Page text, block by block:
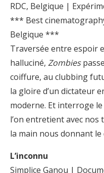
RDC, Belgique |
*** Best
Belgique ***
Traversée entre espoir
halluciné, Zombies
coiffure, au clubbing
la gloire d’un dictateur
moderne. Et interroge
l’on entretient avec nos
la main nous donnant le
L’inconnu
Simplice Ganou |